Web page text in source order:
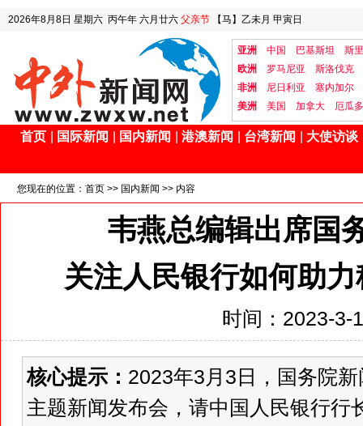
2026年8月8日 星期六 丙午年 六月廿六 父亲节 【马】乙未月 甲寅日
亚洲 中国 巴基斯坦
斯
欧洲
罗马尼亚
斯洛伐克
非洲
尼日利亚
塞内加尔
美洲
美国 加拿大 厄瓜
首页 国际新闻 国内新闻 港澳新闻 台湾新闻 大使访谈
您现在的位置： 首页 >> 国内新闻 >> 内容
韦燕总编辑出席国
关注人民银行如何助
时间：2023-3-
核心提示： 2023年3月3日，国务院
主题新闻发布会，请中国人民银行行